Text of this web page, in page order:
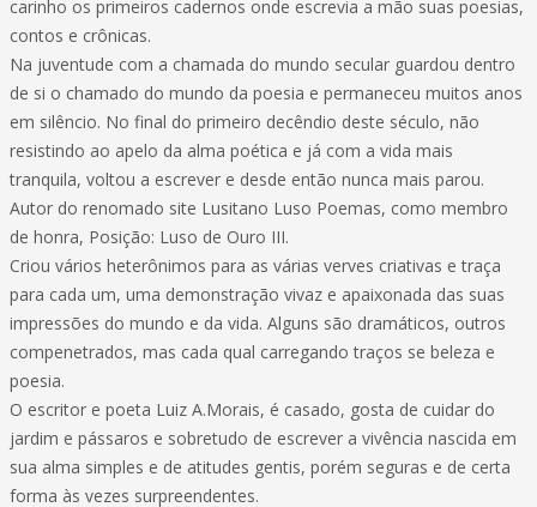
carinho os primeiros cadernos onde escrevia a mão suas poesias,
contos e crônicas.
Na juventude com a chamada do mundo secular guardou dentro
de si o chamado do mundo da poesia e permaneceu muitos anos
em silêncio. No final do primeiro decêndio deste século, não
resistindo ao apelo da alma poética e já com a vida mais
tranquila, voltou a escrever e desde então nunca mais parou.
Autor do renomado site Lusitano Luso Poemas, como membro
de honra, Posição: Luso de Ouro III.
Criou vários heterônimos para as várias verves criativas e traça
para cada um, uma demonstração vivaz e apaixonada das suas
impressões do mundo e da vida. Alguns são dramáticos, outros
compenetrados, mas cada qual carregando traços se beleza e
poesia.
O escritor e poeta Luiz A.Morais, é casado, gosta de cuidar do
jardim e pássaros e sobretudo de escrever a vivência nascida em
sua alma simples e de atitudes gentis, porém seguras e de certa
forma às vezes surpreendentes.